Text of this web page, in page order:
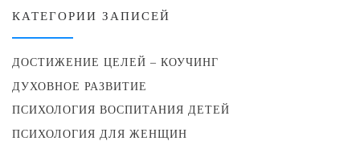
КАТЕГОРИИ ЗАПИСЕЙ
ДОСТИЖЕНИЕ ЦЕЛЕЙ – КОУЧИНГ
ДУХОВНОЕ РАЗВИТИЕ
ПСИХОЛОГИЯ ВОСПИТАНИЯ ДЕТЕЙ
ПСИХОЛОГИЯ ДЛЯ ЖЕНЩИН